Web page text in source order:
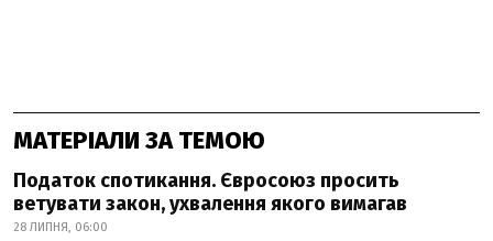
МАТЕРІАЛИ ЗА ТЕМОЮ
Податок спотикання. Євросоюз просить
ветувати закон, ухвалення якого вимагав
28 ЛИПНЯ, 06:00